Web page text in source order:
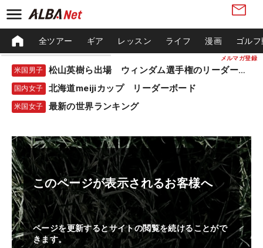
メルマガ登録
全ツアー ギア レッスン ライフ 漫画 ゴル
米国男子 松山英樹ら出場 ウィンダム選手権のリーダーボード
国内女子 北海道meijiカップ リーダーボード
米国女子 最新の世界ランキング
このページが表示されるお客様へ
ページを更新するとサイトの閲覧を続けることがで
きます。